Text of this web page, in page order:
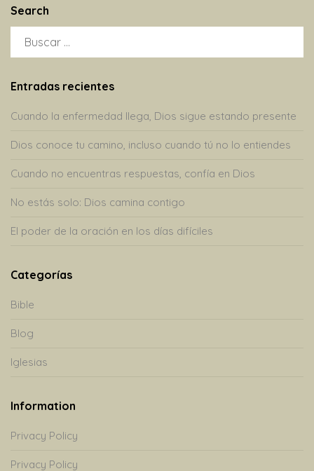
Search
Entradas recientes
Cuando la enfermedad llega, Dios sigue estando presente
Dios conoce tu camino, incluso cuando tú no lo entiendes
Cuando no encuentras respuestas, confía en Dios
No estás solo: Dios camina contigo
El poder de la oración en los días difíciles
Categorías
Bible
Blog
Iglesias
Information
Privacy Policy
Privacy Policy